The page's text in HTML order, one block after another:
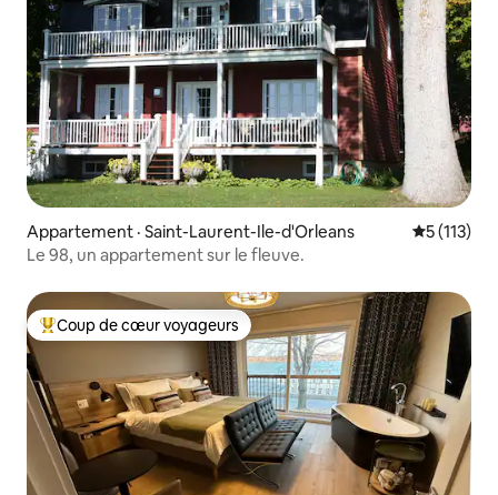
Appartement · Saint-Laurent-Ile-d'Orleans Note
5 (113)
Le 98, un appartement sur le fleuve.
Coup de cœur voyageurs parmi les plus aimés
Coup de cœur voyageurs